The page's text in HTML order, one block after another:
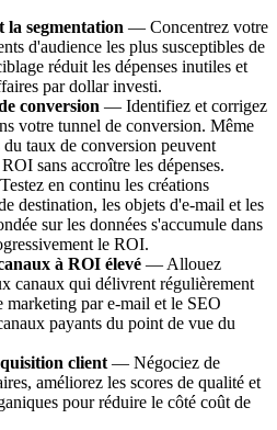
la segmentation — Concentrez votre
d'audience les plus susceptibles de
réduit les dépenses inutiles et
par dollar investi.
conversion — Identifiez et corrigez
votre tunnel de conversion. Même
taux de conversion peuvent
sans accroître les dépenses.
en continu les créations
destination, les objets d'e-mail et les
sur les données s'accumule dans
le ROI.
à ROI élevé — Allouez
canaux qui délivrent régulièrement
par e-mail et le SEO
payants du point de vue du
client — Négociez de
améliorez les scores de qualité et
pour réduire le côté coût de